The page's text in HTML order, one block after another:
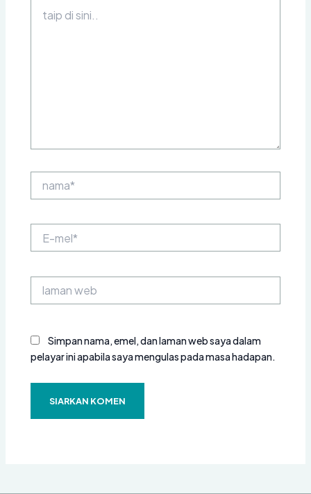
mel*
web
Simpan nama, emel, dan laman web saya dalam
pelayar ini apabila saya mengulas pada masa hadapan.